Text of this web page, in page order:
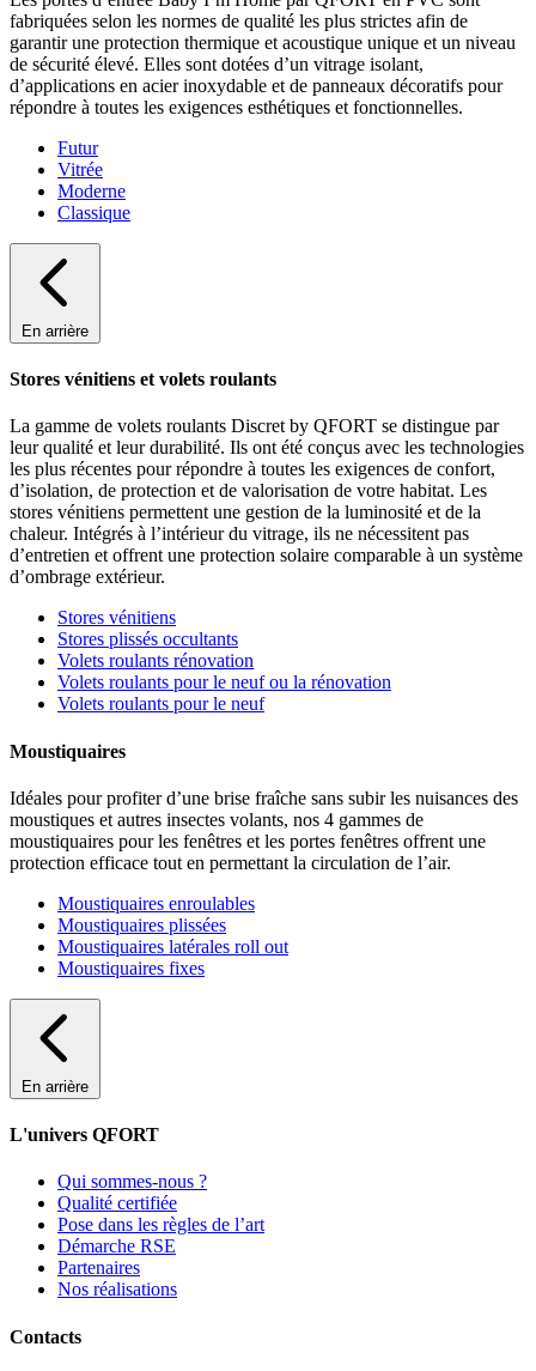
fabriquées selon les normes de qualité les plus strictes afin de
garantir une protection thermique et acoustique unique et un niveau
de sécurité élevé. Elles sont dotées d’un vitrage isolant,
d’applications en acier inoxydable et de panneaux décoratifs pour
répondre à toutes les exigences esthétiques et fonctionnelles.
Futur
Vitrée
Moderne
Classique
En arrière
Stores vénitiens et volets roulants
La gamme de volets roulants Discret by QFORT se distingue par
leur qualité et leur durabilité. Ils ont été conçus avec les technologies
les plus récentes pour répondre à toutes les exigences de confort,
d’isolation, de protection et de valorisation de votre habitat. Les
stores vénitiens permettent une gestion de la luminosité et de la
chaleur. Intégrés à l’intérieur du vitrage, ils ne nécessitent pas
d’entretien et offrent une protection solaire comparable à un système
d’ombrage extérieur.
Stores vénitiens
Stores plissés occultants
Volets roulants rénovation
Volets roulants pour le neuf ou la rénovation
Volets roulants pour le neuf
Moustiquaires
Idéales pour profiter d’une brise fraîche sans subir les nuisances des
moustiques et autres insectes volants, nos 4 gammes de
moustiquaires pour les fenêtres et les portes fenêtres offrent une
protection efficace tout en permettant la circulation de l’air.
Moustiquaires enroulables
Moustiquaires plissées
Moustiquaires latérales roll out
Moustiquaires fixes
En arrière
L'univers QFORT
Qui sommes-nous ?
Qualité certifiée
Pose dans les règles de l’art
Démarche RSE
Partenaires
Nos réalisations
Contacts